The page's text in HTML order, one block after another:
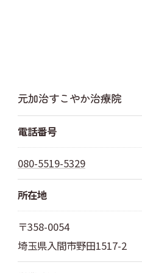
元加治すこやか治療院
電話番号
080-5519-5329
所在地
〒358-0054
埼玉県入間市野田1517-2